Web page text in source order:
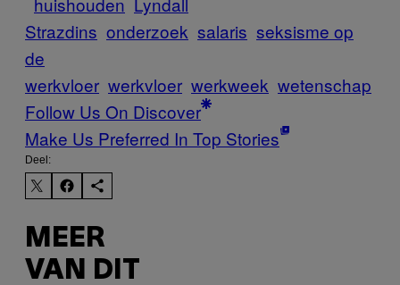
Strazdins onderzoek salaris seksisme op
de
werkvloer werkvloer werkweek wetenschap
Follow Us On Discover
Make Us Preferred In Top Stories
Deel:
MEER
VAN DIT